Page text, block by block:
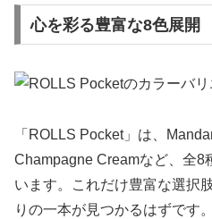
心を彩る豊富な8色展開
「ROLLS Pocket」は、
Champagne Creamなど、全8
います。これだけ豊富な選択
りの一本が見つかるはずです